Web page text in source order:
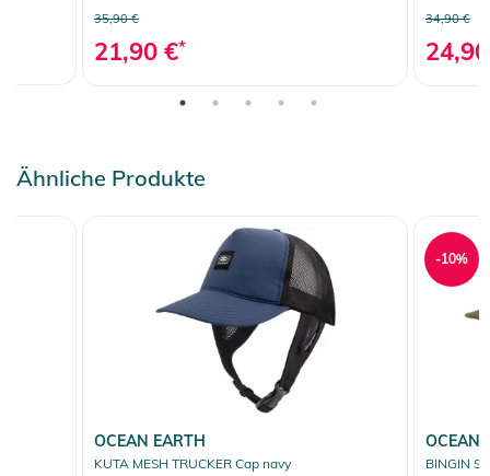
35,90 €
21,90 €*
34,90 €
Ähnliche Produkte
OCEAN EARTH
KUTA MESH TRUCKER Cap navy
OCEAN
BINGIN
-10%